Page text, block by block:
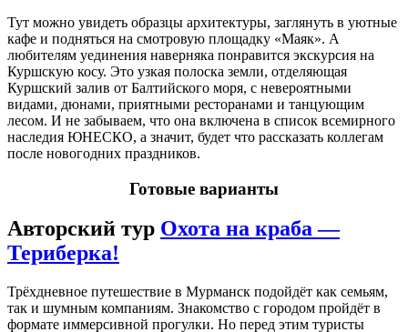
Тут можно увидеть образцы архитектуры, заглянуть в уютные
кафе и подняться на смотровую площадку «Маяк». А
любителям уединения наверняка понравится экскурсия на
Куршскую косу. Это узкая полоска земли, отделяющая
Куршский залив от Балтийского моря, с невероятными
видами, дюнами, приятными ресторанами и танцующим
лесом. И не забываем, что она включена в список всемирного
наследия ЮНЕСКО, а значит, будет что рассказать коллегам
после новогодних праздников.
Готовые варианты
Авторский тур Охота на краба —
Териберка!
Трёхдневное путешествие в Мурманск подойдёт как семьям,
так и шумным компаниям. Знакомство с городом пройдёт в
формате иммерсивной прогулки. Но перед этим туристы